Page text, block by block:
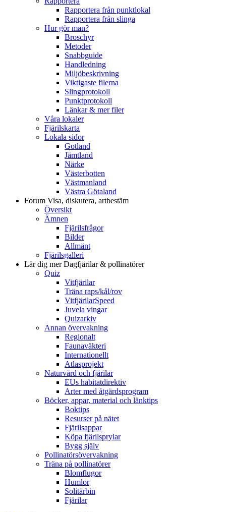
Rapportera från punktlokal
Rapportera från slinga
Hur gör man?
Broschyr
Metoder
Snabbguide
Handledning
Miljöbeskrivning
Viktigaste filerna
Slingprotokoll
Punktprotokoll
Länkar & mer filer
Våra lokaler
Fjärilskarta
Lokala sidor
Gotland
Jämtland
Närke
Västerbotten
Västmanland
Västra Götaland
Forum Visa, diskutera, artbestäm
Översikt
Ämnen
Fjärilsfrågor
Bilder
Allmänt
Fjärilsgalleri
Lär dig merDagfjärilar & pollinatörer
Quiz
Vitfjärilar
Träna raps/kål/rov
VitfjärilarSpeed
Juvela vingar
Quizarkiv
Annan övervakning
Regionalt
Faunaväkteri
Internationellt
Atlasprojekt
Naturvård och fjärilar
EUs habitatdirektiv
Arter med åtgärdsprogram
Böcker, appar, material och länktips
Boktips
Resurser på nätet
Fjärilsappar
Köpa fjärilsprylar
Bygg själv
Pollinatörsövervakning
Träna på pollinatörer
Blomflugor
Humlor
Solitärbin
Fjärilar